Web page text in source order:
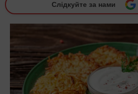
Слідкуйте за нами